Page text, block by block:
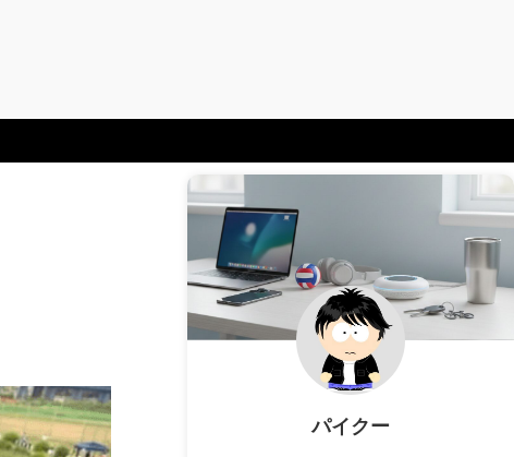
パイクー